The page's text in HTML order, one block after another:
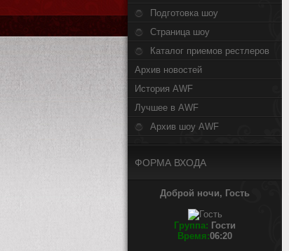
Подготовка шоу
Страница шоу
Каталог приемов рестлеров
Архив новостей
История AWF
Лучшее в AWF
Архив шоу AWF
ФОРМА ВХОДА
Доброй ночи, Гость
Группа: Гости
Время:06:20